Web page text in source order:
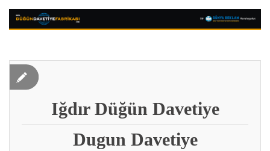
Iğdır Düğün Davetiye
Dugun Davetiye